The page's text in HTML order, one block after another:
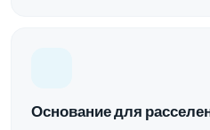
Основание для